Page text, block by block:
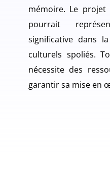
mémoire. Le projet
pourrait
significative dans
culturels spoliés.
nécessite des
garantir sa mise en